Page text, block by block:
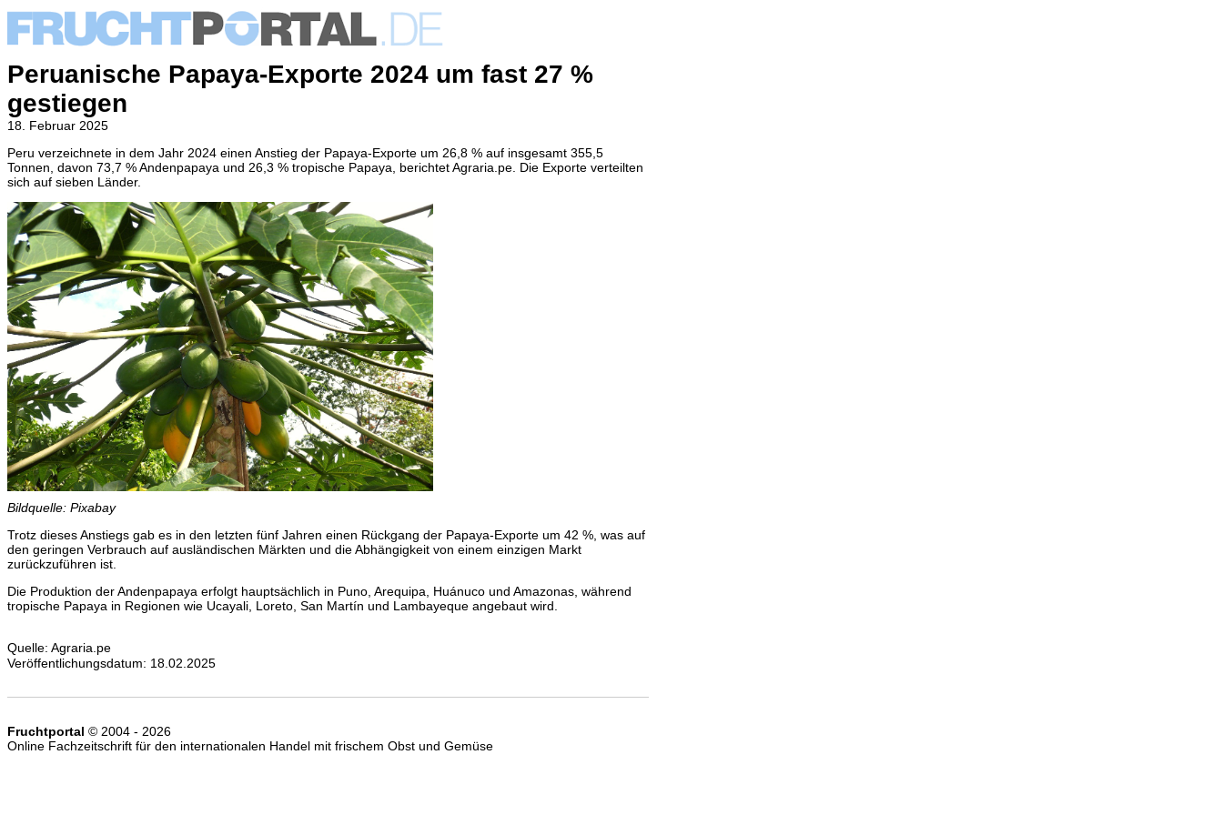
Peruanische Papaya-Exporte 2024 um fast 27 %
gestiegen
18. Februar 2025
Peru verzeichnete in dem Jahr 2024 einen Anstieg der Papaya-Exporte um 26,8 % auf insgesamt 355,5
Tonnen, davon 73,7 % Andenpapaya und 26,3 % tropische Papaya, berichtetAgraria.pe. Die Exporte verteilten
sich auf sieben Länder.
Bildquelle: Pixabay
Trotz dieses Anstiegs gab es in den letzten fünf Jahren einen Rückgang der Papaya-Exporte um 42 %, was auf
den geringen Verbrauch auf ausländischen Märkten und die Abhängigkeit von einem einzigen Markt
zurückzuführen ist.
Die Produktion der Andenpapaya erfolgt hauptsächlich in Puno, Arequipa, Huánuco und Amazonas, während
tropische Papaya in Regionen wie Ucayali, Loreto, San Martín und Lambayeque angebaut wird.
Quelle: Agraria.pe
Veröffentlichungsdatum: 18.02.2025
Fruchtportal © 2004 - 2026
Online Fachzeitschrift für den internationalen Handel mit frischem Obst und Gemüse